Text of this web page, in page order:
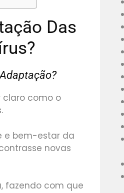
Das
claro como o
e bem-estar da
novas
fazendo com que